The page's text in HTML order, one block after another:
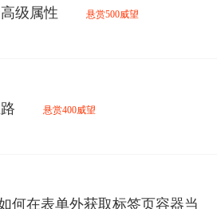
级属性 悬赏500威望
悬赏400威望
何在表单外获取标签页容器当